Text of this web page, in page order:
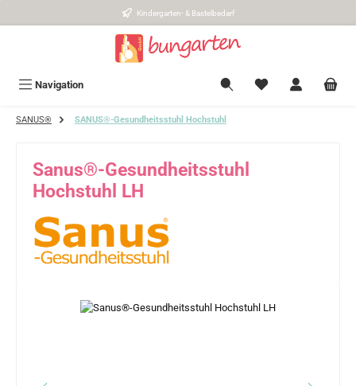
Kindergarten- & Bastelbedarf
Navigation
SANUS® SANUS®-Gesundheitsstuhl Hochstuhl
Sanus®-Gesundheitsstuhl
Hochstuhl LH
Bildergalerie überspringen